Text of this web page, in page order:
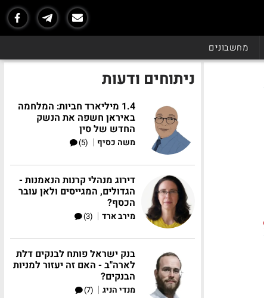
מחשבונים
ניתוחים ודעות
1.4 מיליארד חביות: המלחמה
באיראן חשפה את הנשק
החדש של סין
משה כסיף |
(5)
דירוג מנהלי קרנות הנאמנות -
הגדולים, המגייסים ולאן עובר
הכסף?
מירב ארד |
(3)
בנק ישראל פותח לבנקים דלת
לארה"ב - האם זה יעזור למניות
הבנקים?
מנדי הניג |
(7)